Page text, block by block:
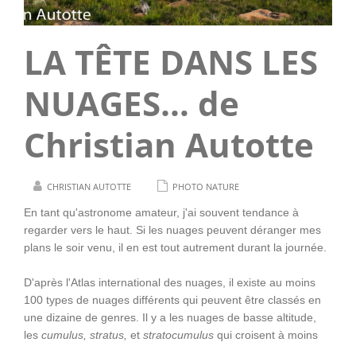
LA TÊTE DANS LES
NUAGES… de
Christian Autotte
CHRISTIAN AUTOTTE PHOTO NATURE
En tant qu'astronome amateur, j'ai souvent tendance à
regarder vers le haut. Si les nuages peuvent déranger mes
plans le soir venu, il en est tout autrement durant la journée.
D'après l'Atlas international des nuages, il existe au moins
100 types de nuages différents qui peuvent être classés en
une dizaine de genres. Il y a les nuages de basse altitude,
les cumulus, stratus, et stratocumulus qui croisent à moins